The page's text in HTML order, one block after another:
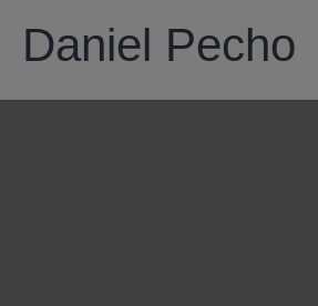
Daniel Pecho